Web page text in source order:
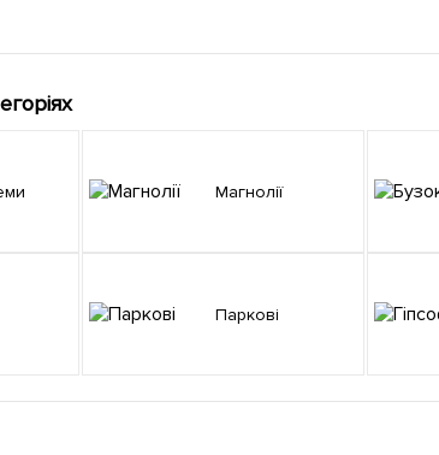
Магнолії
Паркові